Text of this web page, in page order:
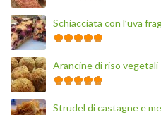
Schiacciata con l’uva
Arancine di riso vegetali
Strudel di castagne e